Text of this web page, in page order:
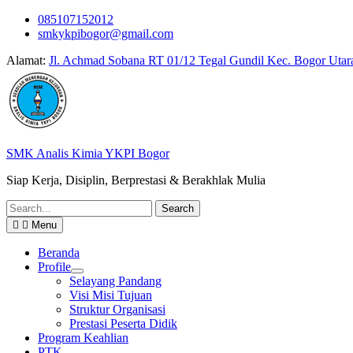
Skip
085107152012
smkykpibogor@gmail.com
Alamat: Jl. Achmad Sobana RT 01/12 Tegal Gundil Kec. Bogor
SMK Analis Kimia YKPI Bogor
Siap Kerja, Disiplin, Berprestasi & Berakhlak Mulia
Search
for:
Menu
Beranda
Profile
Selayang Pandang
Visi Misi Tujuan
Struktur Organisasi
Prestasi Peserta Didik
Program Keahlian